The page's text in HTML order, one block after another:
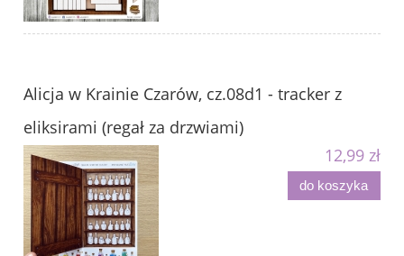
Alicja w Krainie Czarów, cz.08d1 - tracker z
eliksirami (regał za drzwiami)
12,99 zł
do koszyka